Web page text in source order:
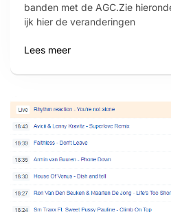
banden met de AGC.Zie
ijk hier de veranderingen
Lees meer